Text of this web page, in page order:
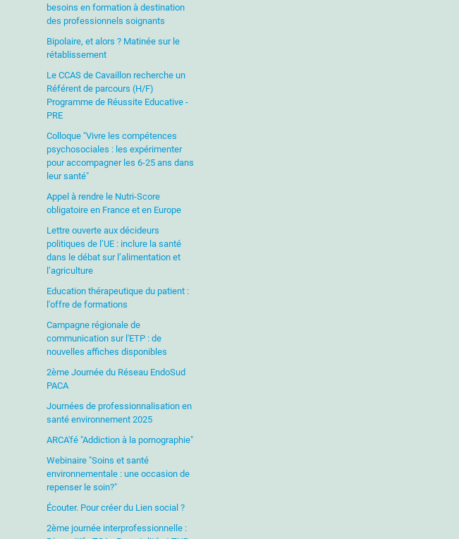
besoins en formation à destination
des professionnels soignants
Bipolaire, et alors ? Matinée sur le
rétablissement
Le CCAS de Cavaillon recherche un
Référent de parcours (H/F)
Programme de Réussite Educative -
PRE
Colloque "Vivre les compétences
psychosociales : les expérimenter
pour accompagner les 6-25 ans dans
leur santé"
Appel à rendre le Nutri-Score
obligatoire en France et en Europe
Lettre ouverte aux décideurs
politiques de l’UE : inclure la santé
dans le débat sur l’alimentation et
l’agriculture
Education thérapeutique du patient :
l'offre de formations
Campagne régionale de
communication sur l'ETP : de
nouvelles affiches disponibles
2ème Journée du Réseau EndoSud
PACA
Journées de professionnalisation en
santé environnement 2025
ARCA'fé "Addiction à la pornographie"
Webinaire "Soins et santé
environnementale : une occasion de
repenser le soin?"
Écouter. Pour créer du Lien social ?
2ème journée interprofessionnelle :